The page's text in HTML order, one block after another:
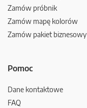
Zamów próbnik
Zamów mapę kolorów
Zamów pakiet biznesowy
Pomoc
Dane kontaktowe
FAQ